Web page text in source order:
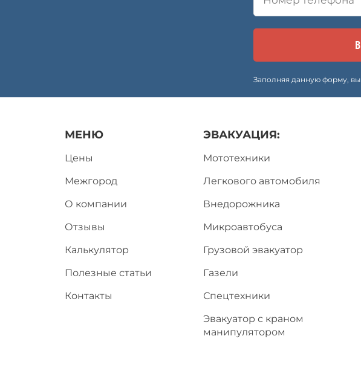
Заполняя данную форму, вы
МЕНЮ
Цены
Межгород
О компании
Отзывы
Калькулятор
Полезные статьи
Контакты
ЭВАКУАЦИЯ:
Мототехники
Легкового автомобиля
Внедорожника
Микроавтобуса
Грузовой эвакуатор
Газели
Спецтехники
Эвакуатор с краном
манипулятором